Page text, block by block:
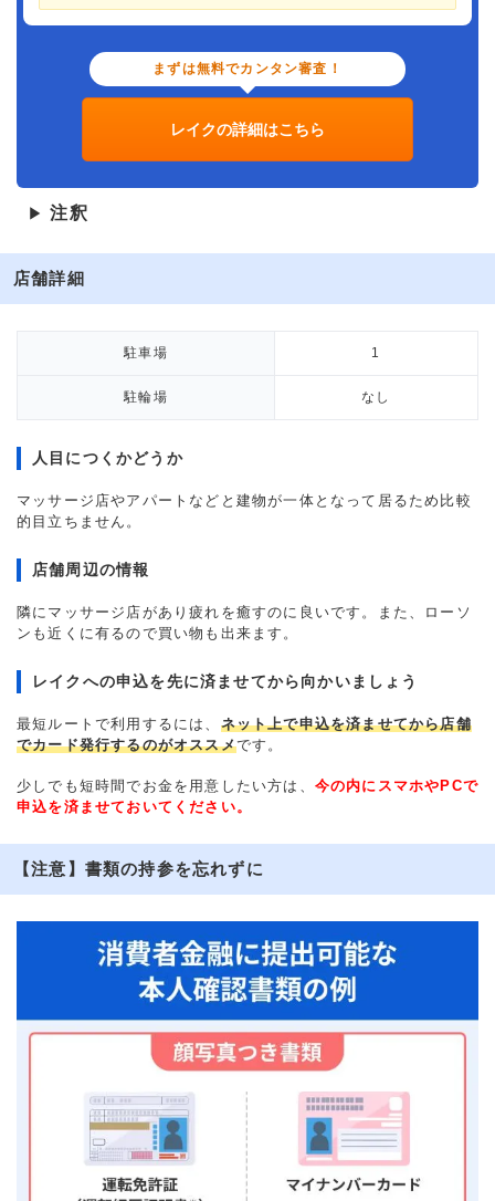
まずは無料でカンタン審査！
レイクの詳細はこちら
▶ 注釈
店舗詳細
駐車場 1
駐輪場 なし
人目につくかどうか
マッサージ店やアパートなどと建物が一体となって居るため比較
的目立ちません。
店舗周辺の情報
隣にマッサージ店があり疲れを癒すのに良いです。また、ローソ
ンも近くに有るので買い物も出来ます。
レイクへの申込を先に済ませてから向かいましょう
最短ルートで利用するには、 ネット上で申込を済ませてから店舗
でカード発行するのがオススメです。
少しでも短時間でお金を用意したい方は、 今の内にスマホやPCで
申込を済ませておいてください。
【注意】書類の持参を忘れずに